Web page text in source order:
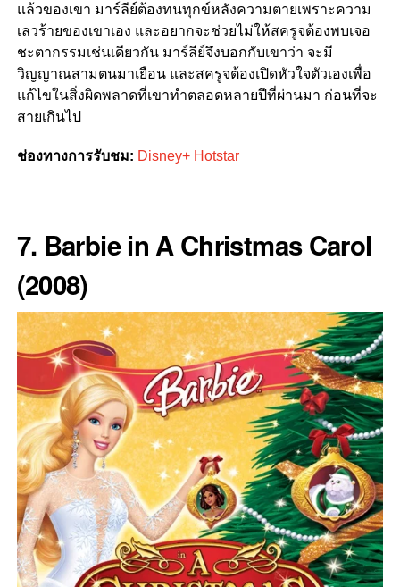
แล้วของเขา มาร์ลีย์ต้องทนทุกข์หลังความตายเพราะความ
เลวร้ายของเขาเอง และอยากจะช่วยไม่ให้สครูจต้องพบเจอ
ชะตากรรมเช่นเดียวกัน มาร์ลีย์จึงบอกกับเขาว่า จะมี
วิญญาณสามตนมาเยือน และสครูจต้องเปิดหัวใจตัวเองเพื่อ
แก้ไขในสิ่งผิดพลาดที่เขาทำตลอดหลายปีที่ผ่านมา ก่อนที่จะ
สายเกินไป
ช่องทางการรับชม: Disney+ Hotstar
7. Barbie in A Christmas Carol
(2008)